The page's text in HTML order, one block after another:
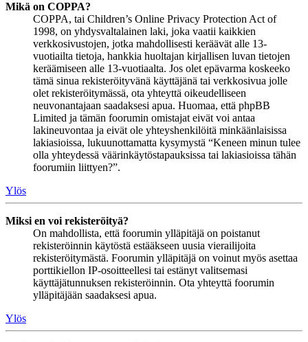
Mikä on COPPA?
COPPA, tai Children’s Online Privacy Protection Act of
1998, on yhdysvaltalainen laki, joka vaatii kaikkien
verkkosivustojen, jotka mahdollisesti keräävät alle 13-
vuotiailta tietoja, hankkia huoltajan kirjallisen luvan tietojen
keräämiseen alle 13-vuotiaalta. Jos olet epävarma koskeeko
tämä sinua rekisteröityvänä käyttäjänä tai verkkosivua jolle
olet rekisteröitymässä, ota yhteyttä oikeudelliseen
neuvonantajaan saadaksesi apua. Huomaa, että phpBB
Limited ja tämän foorumin omistajat eivät voi antaa
lakineuvontaa ja eivät ole yhteyshenkilöitä minkäänlaisissa
lakiasioissa, lukuunottamatta kysymystä “Keneen minun tulee
olla yhteydessä väärinkäytöstapauksissa tai lakiasioissa tähän
foorumiin liittyen?”.
Ylös
Miksi en voi rekisteröityä?
On mahdollista, että foorumin ylläpitäjä on poistanut
rekisteröinnin käytöstä estääkseen uusia vierailijoita
rekisteröitymästä. Foorumin ylläpitäjä on voinut myös asettaa
porttikiellon IP-osoitteellesi tai estänyt valitsemasi
käyttäjätunnuksen rekisteröinnin. Ota yhteyttä foorumin
ylläpitäjään saadaksesi apua.
Ylös